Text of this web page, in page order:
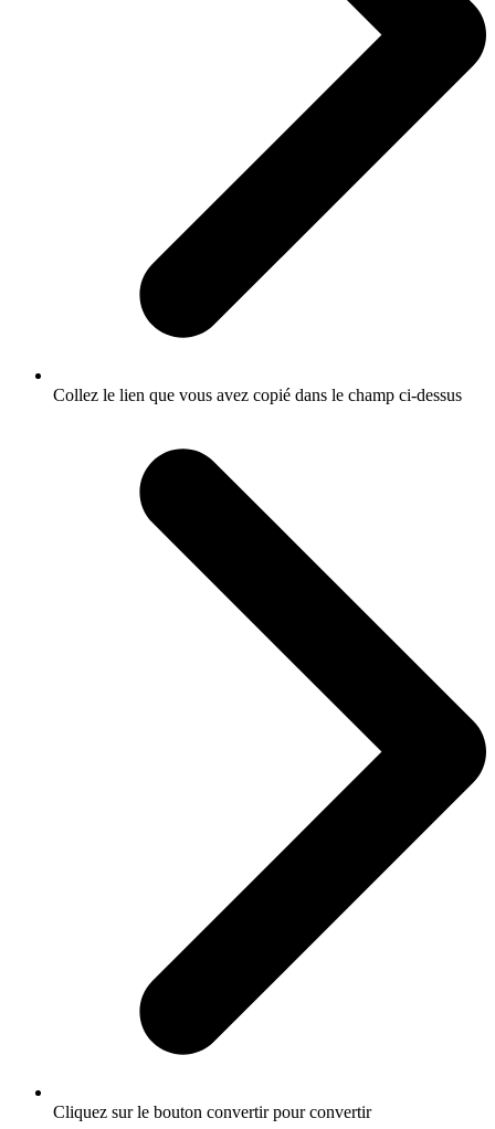
Collez le lien que vous avez copié dans le champ ci-dessus
Cliquez sur le bouton convertir pour convertir